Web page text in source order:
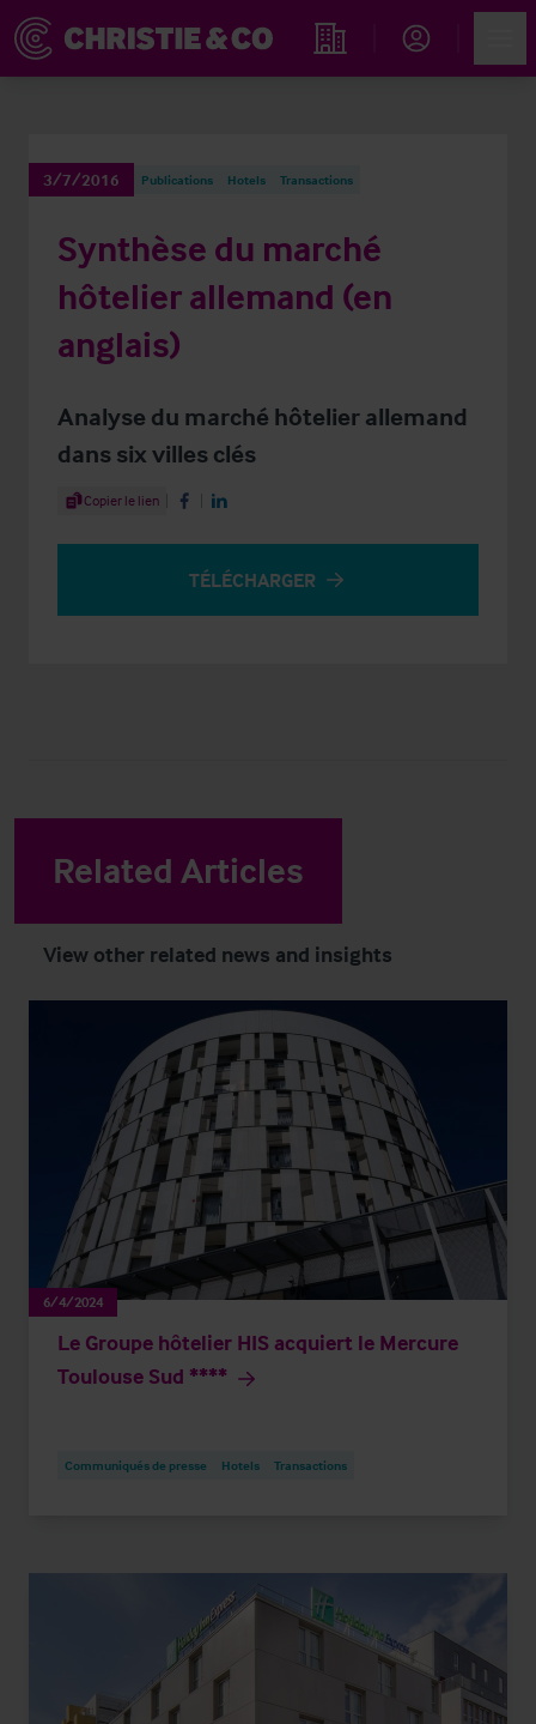
Rechercher un hôtel
3/7/2016 Publications Hotels Transactions
Synthèse du marché
hôtelier allemand (en
anglais)
Analyse du marché hôtelier allemand
dans six villes clés
Share Article
Copier le lien Share on Facebook
Share on LinkedIn
TÉLÉCHARGER
Related Articles
View other related news and insights
6/4/2024
Le Groupe hôtelier HIS acquiert le Mercure
Toulouse Sud ****
Communiqués de presse Hotels Transactions